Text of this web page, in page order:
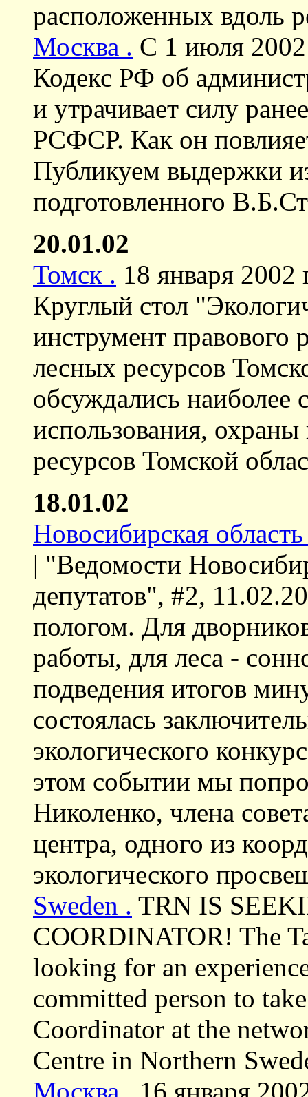
расположенных вдоль
Москва . C 1 июля 2002
Кодекс РФ об
и утрачивает силу
РСФСР. Как он
Публикуем выдержки
подготовленного
20.01.02
Томск . 18 января 2002
Круглый стол
инструмент правового
лесных ресурсов
обсуждались наиболее
использования,
ресурсов Томской
18.01.02
Новосибирская
| "Ведомости
депутатов", #2,
пологом. Для
работы, для леса -
подведения итогов
состоялась
экологического
этом событии мы
Николенко, члена
центра, одного из
экологического
Sweden . TRN IS
COORDINATOR! The
looking for an
committed person to
Coordinator at the
Centre in Northern